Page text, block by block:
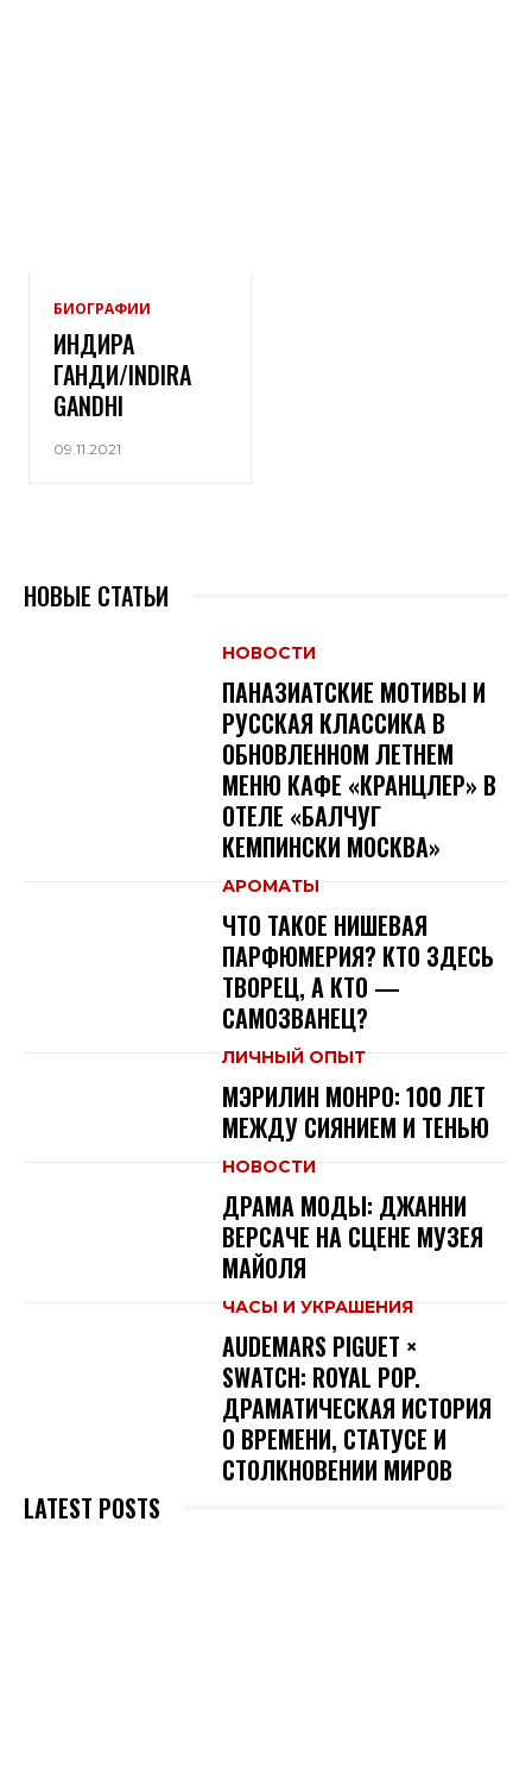
БИОГРАФИИ
ИНДИРА
ГАНДИ/INDIRA
GANDHI
09.11.2021
НОВЫЕ СТАТЬИ
НОВОСТИ
ПАНАЗИАТСКИЕ МОТИВЫ И
РУССКАЯ КЛАССИКА В
ОБНОВЛЕННОМ ЛЕТНЕМ
МЕНЮ КАФЕ «КРАНЦЛЕР» В
ОТЕЛЕ «БАЛЧУГ
КЕМПИНСКИ МОСКВА»
АРОМАТЫ
ЧТО ТАКОЕ НИШЕВАЯ
ПАРФЮМЕРИЯ? КТО ЗДЕСЬ
ТВОРЕЦ, А КТО —
САМОЗВАНЕЦ?
ЛИЧНЫЙ ОПЫТ
МЭРИЛИН МОНРО: 100 ЛЕТ
МЕЖДУ СИЯНИЕМ И ТЕНЬЮ
НОВОСТИ
ДРАМА МОДЫ: ДЖАННИ
ВЕРСАЧЕ НА СЦЕНЕ МУЗЕЯ
МАЙОЛЯ
ЧАСЫ И УКРАШЕНИЯ
AUDEMARS PIGUET ×
SWATCH: ROYAL POP.
ДРАМАТИЧЕСКАЯ ИСТОРИЯ
О ВРЕМЕНИ, СТАТУСЕ И
СТОЛКНОВЕНИИ МИРОВ
LATEST POSTS